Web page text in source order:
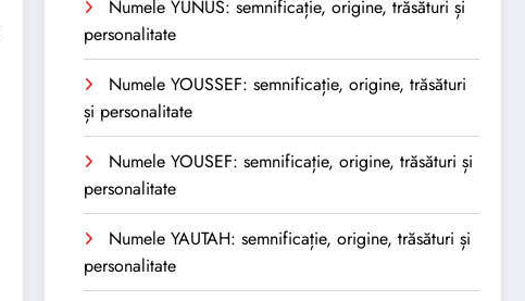
Numele YUNUS: semnificație, origine, trăsături și
personalitate
Numele YOUSSEF: semnificație, origine, trăsături
și personalitate
Numele YOUSEF: semnificație, origine, trăsături și
personalitate
Numele YAUTAH: semnificație, origine, trăsături și
personalitate